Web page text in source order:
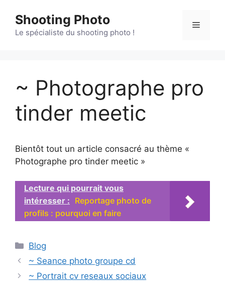
contenu
Shooting Photo
Le spécialiste du shooting photo !
Menu
~ Photographe pro
tinder meetic
Bientôt tout un article consacré au thème «
Photographe pro tinder meetic »
Lecture qui pourrait vous
intéresser : Reportage photo de
profils : pourquoi en faire
Catégories
Blog
~ Seance photo groupe cd
~ Portrait cv reseaux sociaux